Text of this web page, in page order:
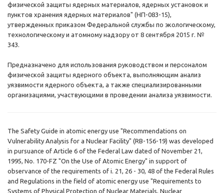
физической защиты ядерных материалов, ядерных установок и
пунктов хранения ядерных материалов" (НП-083-15),
утвержденных приказом Федеральной службы по экологическому,
технологическому и атомному надзору от 8 сентября 2015 г. №
343.
Предназначено для использования руководством и персоналом
физической защиты ядерного объекта, выполняющим анализ
уязвимости ядерного объекта, а также специализированными
организациями, участвующими в проведении анализа уязвимости.
The Safety Guide in atomic energy use "Recommendations on
Vulnerability Analysis for a Nuclear Facility" (RB-156-19) was developed
in pursuance of Article 6 of the Federal Law dated of November 21,
1995, No. 170-FZ "On the Use of Atomic Energy" in support of
observance of the requirements of i. 21, 26 - 30, 48 of the Federal Rules
and Regulations in the field of atomic energy use "Requirements to
Systems of Physical Protection of Nuclear Materials, Nuclear